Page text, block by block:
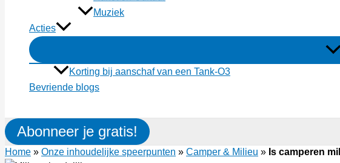
Muziek
Acties
Korting bij aanschaf van een Tank-O3
Bevriende blogs
Abonneer je gratis!
Home » Onze inhoudelijke speerpunten » Camper & Milieu » Is camperen